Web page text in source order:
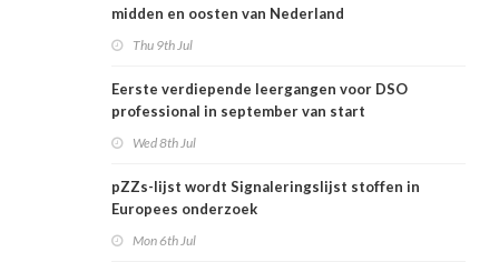
midden en oosten van Nederland
Thu 9th Jul
Eerste verdiepende leergangen voor DSO
professional in september van start
Wed 8th Jul
pZZs-lijst wordt Signaleringslijst stoffen in
Europees onderzoek
Mon 6th Jul